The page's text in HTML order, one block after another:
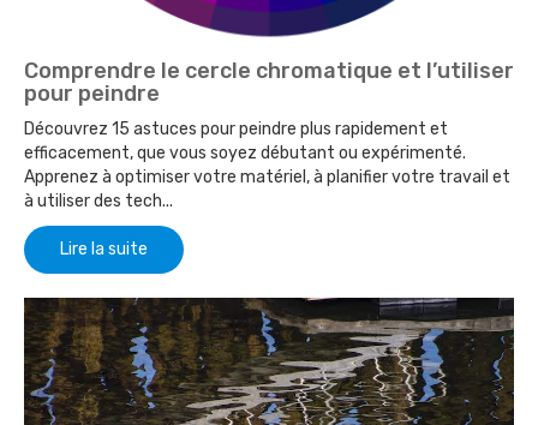
Comprendre le cercle chromatique et l’utiliser
pour peindre
Découvrez 15 astuces pour peindre plus rapidement et
efficacement, que vous soyez débutant ou expérimenté.
Apprenez à optimiser votre matériel, à planifier votre travail et
à utiliser des tech...
Lire la suite